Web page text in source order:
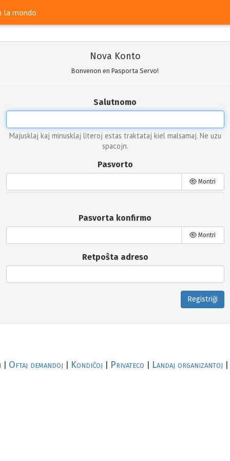
la mondo
Nova Konto
Bonvenon en Pasporta Servo!
Salutnomo
Majusklaj kaj minusklaj literoj estas traktataj kiel malsamaj. Ne uzu
spacojn.
Pasvorto
Montri
Pasvorta konfirmo
Montri
Retpoŝta adreso
Registriĝi
Oftaj demandoj Kondiĉoj Privateco Landaj organizantoj